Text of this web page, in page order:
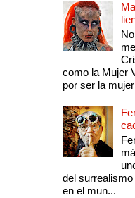
como la Mujer
por ser la
del
en el mun...